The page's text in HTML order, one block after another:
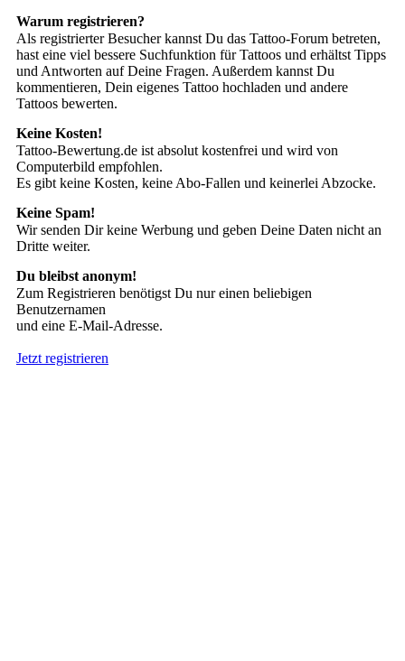
Warum registrieren?
Als registrierter Besucher kannst Du das Tattoo-Forum betreten,
hast eine viel bessere Suchfunktion für Tattoos und erhältst Tipps
und Antworten auf Deine Fragen. Außerdem kannst Du
kommentieren, Dein eigenes Tattoo hochladen und andere
Tattoos bewerten.
Keine Kosten!
Tattoo-Bewertung.de ist absolut kostenfrei und wird von
Computerbild empfohlen.
Es gibt keine Kosten, keine Abo-Fallen und keinerlei Abzocke.
Keine Spam!
Wir senden Dir keine Werbung und geben Deine Daten nicht an
Dritte weiter.
Du bleibst anonym!
Zum Registrieren benötigst Du nur einen beliebigen
Benutzernamen
und eine E-Mail-Adresse.
Jetzt registrieren